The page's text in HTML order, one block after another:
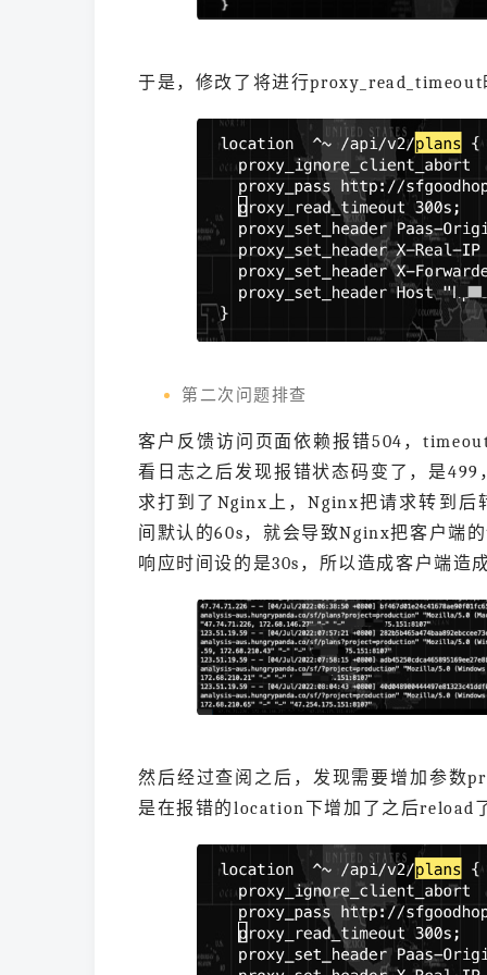
于是，修改了将进行
第二次问题排查
客户反馈访问页面依赖报错504，
看日志之后发现报错状态码变了，是
求打到了Nginx上，Nginx把请求转到
间默认的60s，就会导致Nginx把客户端
响应时间设的是30s，所以造成客户端造
然后经过查阅之后，发现需要增加参数
是在报错的location下增加了之后reload